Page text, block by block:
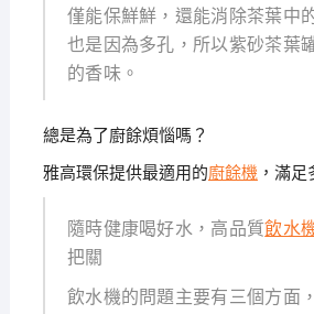
僅能保鮮鮮，還能消除茶葉中
也是因為多孔，所以紫砂茶葉
的香味。
總是為了廚餘煩惱嗎？
雅高環保提供最適用的廚餘機，滿足
隨時健康喝好水，高品質飲水
把關
飲水機的問題主要有三個方面